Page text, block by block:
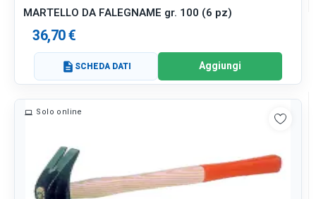
MARTELLO DA FALEGNAME gr. 100 (6 pz)
36,70 €
description SCHEDA DATI Aggiungi
Solo online